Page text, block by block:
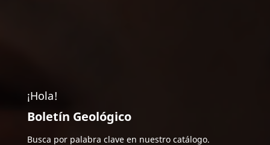
¡Hola!
Boletín Geológico
Busca por palabra clave en nuestro catálogo.